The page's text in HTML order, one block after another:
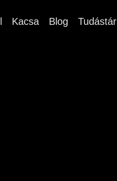
Kacsa Blog Tudástár